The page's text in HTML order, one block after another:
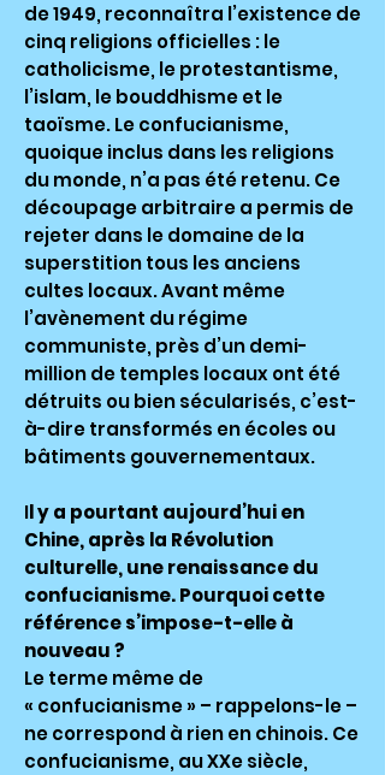
de 1949, reconnaîtra l’existence de
cinq religions officielles : le
catholicisme, le protestantisme,
l’islam, le bouddhisme et le
taoïsme. Le confucianisme,
quoique inclus dans les religions
du monde, n’a pas été retenu. Ce
découpage arbitraire a permis de
rejeter dans le domaine de la
superstition tous les anciens
cultes locaux. Avant même
l’avènement du régime
communiste, près d’un demi-
million de temples locaux ont été
détruits ou bien sécularisés, c’est-
à-dire transformés en écoles ou
bâtiments gouvernementaux.
Il y a pourtant aujourd’hui en
Chine, après la Révolution
culturelle, une renaissance du
confucianisme. Pourquoi cette
référence s’impose-t-elle à
nouveau ?
Le terme même de
« confucianisme » – rappelons-le –
ne correspond à rien en chinois. Ce
confucianisme, au XXe siècle,